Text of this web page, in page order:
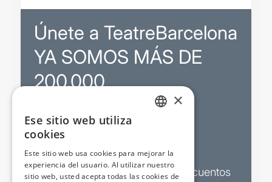
Únete a TeatreBarcelona
YA SOMOS MÁS DE
200.000
Promociones
Boletines de actualidad y descuentos
×
Ese sitio web utiliza
cookies
Este sitio web usa cookies para mejorar la
experiencia del usuario. Al utilizar nuestro
sitio web, usted acepta todas las cookies de